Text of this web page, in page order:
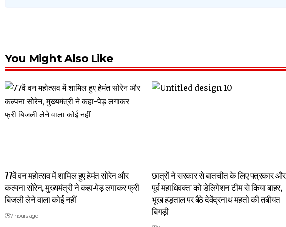
You Might Also Like
77वें वन महोत्सव में शामिल हुए हेमंत सोरेन और
कल्पना सोरेन, मुख्यमंत्री ने कहा-पेड़ लगाकर फ्री
बिजली लेने वाला कोई नहीं
7 hours ago
छात्रों ने सरकार से बातचीत के लिए पत्रकार और
पूर्व महाधिवक्ता को डेलिगेशन टीम से किया बाहर,
भूख हड़ताल पर बैठे देवेंद्रनाथ महतो की तबीयत
बिगड़ी